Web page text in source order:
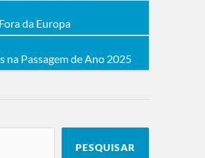
da Europa
na Passagem de Ano 2025
PESQUISAR